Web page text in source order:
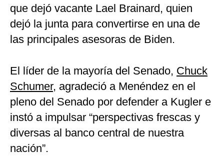
que dejó vacante Lael Brainard, quien
dejó la junta para convertirse en una de
las principales asesoras de Biden.
El líder de la mayoría del Senado, Chuck
Schumer, agradeció a Menéndez en el
pleno del Senado por defender a Kugler e
instó a impulsar “perspectivas frescas y
diversas al banco central de nuestra
nación”.